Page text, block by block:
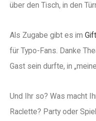
über den Tisch, in den
Als Zugabe gibt es im
für Typo-Fans. Danke
Gast sein durfte, in
Und Ihr so? Was macht
Raclette? Party oder